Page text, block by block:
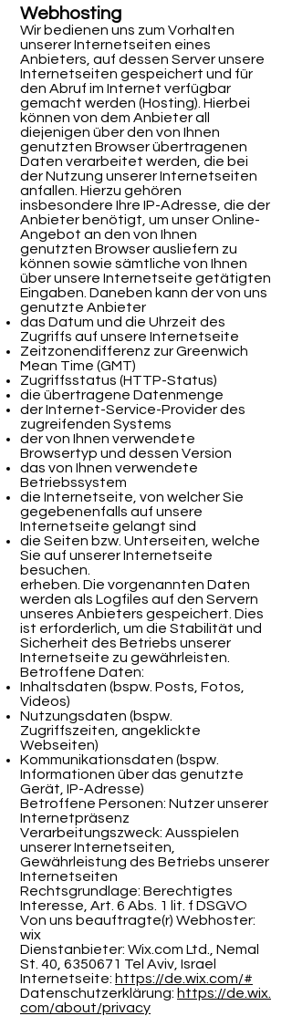
Webhosting
Wir bedienen uns zum Vorhalten
unserer Internetseiten eines
Anbieters, auf dessen Server unsere
Internetseiten gespeichert und für
den Abruf im Internet verfügbar
gemacht werden (Hosting). Hierbei
können von dem Anbieter all
diejenigen über den von Ihnen
genutzten Browser übertragenen
Daten verarbeitet werden, die bei
der Nutzung unserer Internetseiten
anfallen. Hierzu gehören
insbesondere Ihre IP-Adresse, die der
Anbieter benötigt, um unser Online-
Angebot an den von Ihnen
genutzten Browser ausliefern zu
können sowie sämtliche von Ihnen
über unsere Internetseite getätigten
Eingaben. Daneben kann der von uns
genutzte Anbieter
das Datum und die Uhrzeit des
Zugriffs auf unsere Internetseite
Zeitzonendifferenz zur Greenwich
Mean Time (GMT)
Zugriffsstatus (HTTP-Status)
die übertragene Datenmenge
der Internet-Service-Provider des
zugreifenden Systems
der von Ihnen verwendete
Browsertyp und dessen Version
das von Ihnen verwendete
Betriebssystem
die Internetseite, von welcher Sie
gegebenenfalls auf unsere
Internetseite gelangt sind
die Seiten bzw. Unterseiten, welche
Sie auf unserer Internetseite
besuchen.
erheben. Die vorgenannten Daten
werden als Logfiles auf den Servern
unseres Anbieters gespeichert. Dies
ist erforderlich, um die Stabilität und
Sicherheit des Betriebs unserer
Internetseite zu gewährleisten.
Betroffene Daten:
Inhaltsdaten (bspw. Posts, Fotos,
Videos)
Nutzungsdaten (bspw.
Zugriffszeiten, angeklickte
Webseiten)
Kommunikationsdaten (bspw.
Informationen über das genutzte
Gerät, IP-Adresse)
Betroffene Personen: Nutzer unserer
Internetpräsenz
Verarbeitungszweck: Ausspielen
unserer Internetseiten,
Gewährleistung des Betriebs unserer
Internetseiten
Rechtsgrundlage: Berechtigtes
Interesse, Art. 6 Abs. 1 lit. f DSGVO
Von uns beauftragte(r) Webhoster:
wix
Dienstanbieter: Wix.com Ltd., Nemal
St. 40, 6350671 Tel Aviv, Israel
Internetseite: https://de.wix.com/#
Datenschutzerklärung: https://de.wix.
com/about/privacy